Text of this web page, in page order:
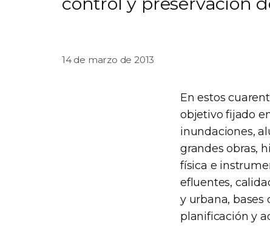
14 de marzo de 2013
En estos
objetivo fijado
inundaciones,
grandes obras,
física e
efluentes,
y urbana, bases
planificación y